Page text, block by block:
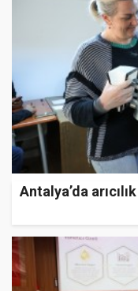
Antalya’da